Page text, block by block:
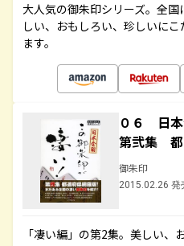
大人気の御朱印シリーズ。全
しい、おもしろい、珍しいに
ます。
０６ 日本
第弐集 都
御朱印
2015.02.26 発
「凄い編」の第2集。美しい、